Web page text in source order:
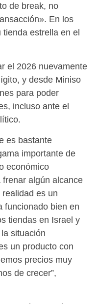
de break, no
En los
estrella en el
el 2026 nuevamente
y desde Miniso
para poder
incluso ante el
es bastante
importante de
económico
algún alcance
es un
funcionado bien en
tiendas en Israel y
situación
un producto con
precios muy
de crecer”,